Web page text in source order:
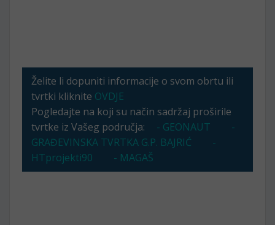
Želite li dopuniti informacije o svom obrtu ili
tvrtki kliknite OVDJE
Pogledajte na koji su način sadržaj proširile
tvrtke iz Vašeg područja:
- GEONAUT
-
GRAĐEVINSKA TVRTKA G.P. BAJRIĆ
-
HTprojekti90
- MAGAŠ